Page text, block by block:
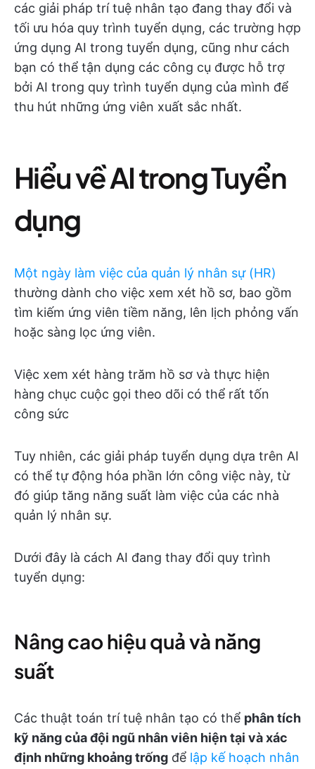
các giải pháp trí tuệ nhân tạo đang thay đổi và
tối ưu hóa quy trình tuyển dụng, các trường hợp
ứng dụng AI trong tuyển dụng, cũng như cách
bạn có thể tận dụng các công cụ được hỗ trợ
bởi AI trong quy trình tuyển dụng của mình để
thu hút những ứng viên xuất sắc nhất.
Hiểu về AI trong Tuyển
dụng
Một ngày làm việc của quản lý nhân sự (HR)
thường dành cho việc xem xét hồ sơ, bao gồm
tìm kiếm ứng viên tiềm năng, lên lịch phỏng vấn
hoặc sàng lọc ứng viên.
Việc xem xét hàng trăm hồ sơ và thực hiện
hàng chục cuộc gọi theo dõi có thể rất tốn
công sức
Tuy nhiên, các giải pháp tuyển dụng dựa trên AI
có thể tự động hóa phần lớn công việc này, từ
đó giúp tăng năng suất làm việc của các nhà
quản lý nhân sự.
Dưới đây là cách AI đang thay đổi quy trình
tuyển dụng:
Nâng cao hiệu quả và năng
suất
Các thuật toán trí tuệ nhân tạo có thể phân tích
kỹ năng của đội ngũ nhân viên hiện tại và xác
định những khoảng trống để lập kế hoạch nhân